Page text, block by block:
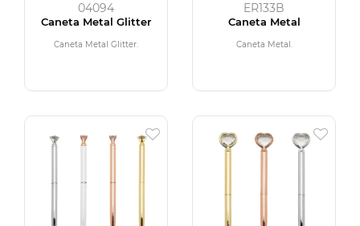
04094
Caneta Metal Glitter
Caneta Metal Glitter.
ER133B
Caneta Metal
Caneta Metal.